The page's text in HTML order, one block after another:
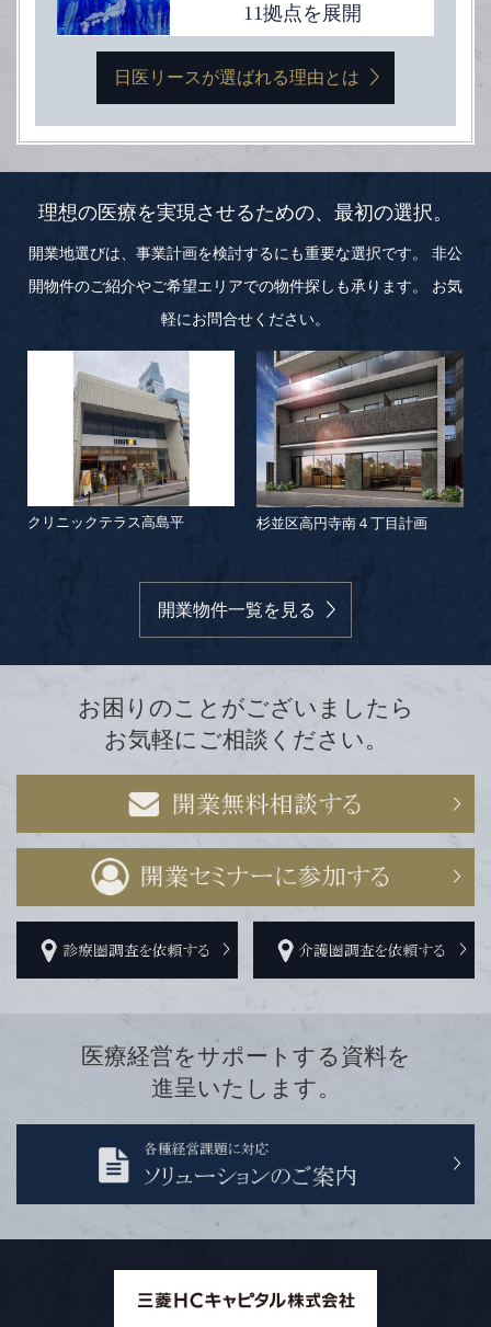
11拠点を展開
日医リースが選ばれる理由とは
理想の医療を実現させるための、最初の選択。
開業地選びは、事業計画を検討するにも重要な選択です。
非公
開物件のご紹介やご希望エリアでの物件探しも承ります。
お気
軽にお問合せください。
クリニックテラス高島平 杉並区高円寺南４丁目計画
開業物件一覧を見る
お困りのことがございましたら
お気軽にご相談ください。
医療経営をサポートする資料を
進呈いたします。